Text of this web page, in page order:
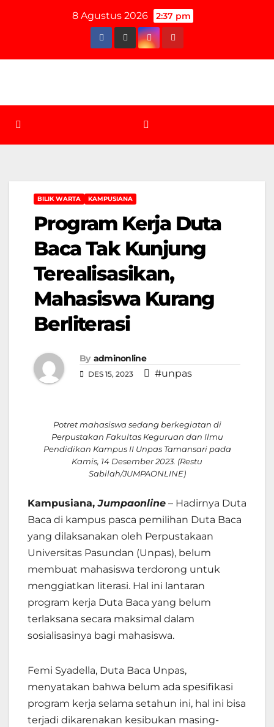
8 Agustus 2026 2:37 pm
BILIK WARTA KAMPUSIANA
Program Kerja Duta
Baca Tak Kunjung
Terealisasikan,
Mahasiswa Kurang
Berliterasi
By adminonline
DES 15, 2023 #unpas
Potret mahasiswa sedang berkegiatan di
Perpustakan Fakultas Keguruan dan Ilmu
Pendidikan Kampus II Unpas Tamansari pada
Kamis, 14 Desember 2023. (Restu
Sabilah/JUMPAONLINE)
Kampusiana,Jumpaonline – Hadirnya Duta
Baca di kampus pasca pemilihan Duta Baca
yang dilaksanakan oleh Perpustakaan
Universitas Pasundan (Unpas), belum
membuat mahasiswa terdorong untuk
menggiatkan literasi. Hal ini lantaran
program kerja Duta Baca yang belum
terlaksana secara maksimal dalam
sosialisasinya bagi mahasiswa.
Femi Syadella, Duta Baca Unpas,
menyatakan bahwa belum ada spesifikasi
program kerja selama setahun ini, hal ini bisa
terjadi dikarenakan kesibukan masing-